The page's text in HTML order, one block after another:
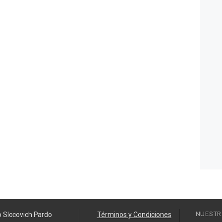
Slocovich Pardo Términos y Condiciones